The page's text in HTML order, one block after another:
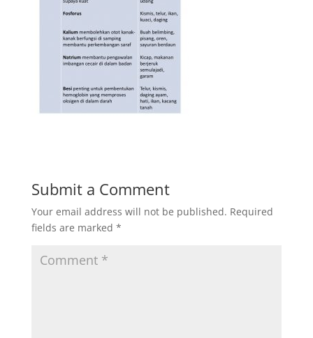
Submit a Comment
Your email address will not be published. Required
fields are marked *